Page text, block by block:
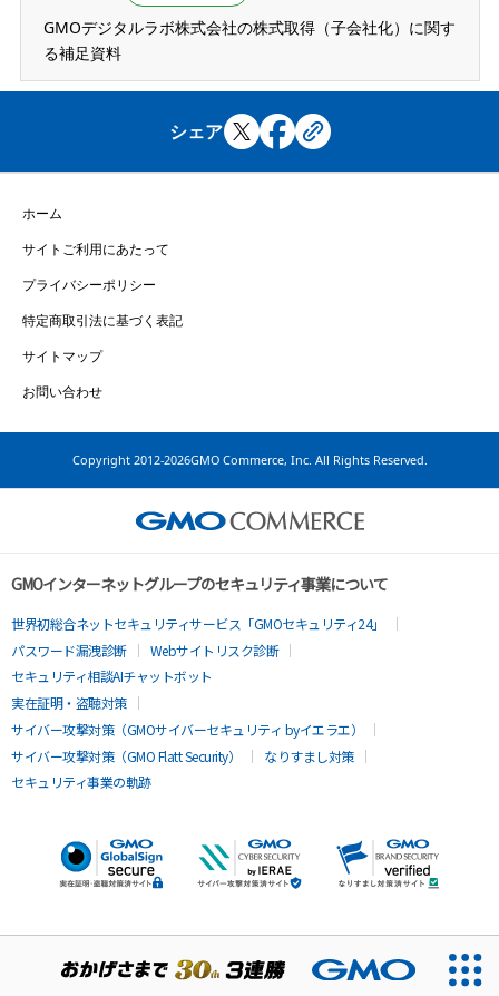
GMOデジタルラボ株式会社の株式取得（子会社化）に関す
る補足資料
シェア
ホーム
サイトご利用にあたって
プライバシーポリシー
特定商取引法に基づく表記
サイトマップ
お問い合わせ
Copyright 2012-2026GMO Commerce, Inc. All Rights Reserved.
GMOインターネットグループのセキュリティ事業について
世界初総合ネットセキュリティサービス「GMOセキュリティ24」
パスワード漏洩診断
Webサイトリスク診断
セキュリティ相談AIチャットボット
実在証明・盗聴対策
サイバー攻撃対策（GMOサイバーセキュリティ byイエラエ）
サイバー攻撃対策（GMO Flatt Security）
なりすまし対策
セキュリティ事業の軌跡